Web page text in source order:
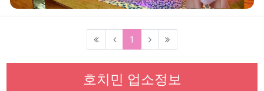
1 (current)
호치민 업소정보